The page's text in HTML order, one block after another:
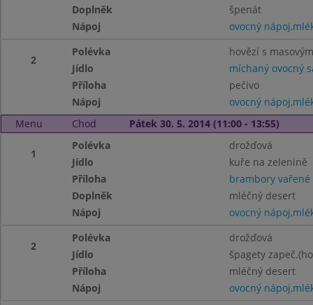
Doplněk
špenát
Nápoj
ovocný
2
Polévka
hovězí s
Jídlo
míchaný ovocný
Příloha
pečivo
Nápoj
ovocný
Menu
Chod Pátek 30. 5. 2014 (11:00 - 13:55)
1
Polévka
drožďová
Jídlo
kuře na zelenině
Příloha
brambory vařené
Doplněk
mléčný desert
Nápoj
ovocný
2
Polévka
drožďová
Jídlo
špagety
Příloha
mléčný desert
Nápoj
ovocný